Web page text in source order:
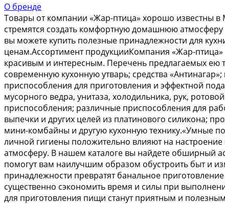
О бренде
Товары от компании «Жар-птица» хорошо известны в
стремятся создать комфортную домашнюю атмосферу
вы можете купить полезные принадлежности для
ценам.Ассортимент продукцииКомпания «Жар-
красивым и интересным. Перечень предлагаемых ею
современную кухонную утварь; средства
приспособления для приготовления и эффектной
мусорного ведра, унитаза, холодильника, рук,
приспособления; различные приспособления для
выпечки и других целей из платинового силикона;
мини-комбайны и другую кухонную технику.«Умные
личной гигиены положительно влияют на
атмосферу. В нашем каталоге вы найдете обширный
помогут вам наилучшим образом обустроить быт и
принадлежности превратят банальное
существенно сэкономить время и силы при
для приготовления пищи станут приятным и